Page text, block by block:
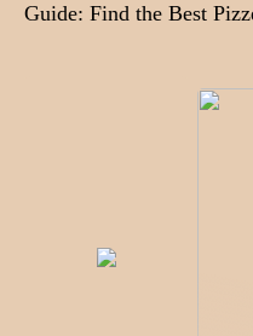
Guide: Find the Best